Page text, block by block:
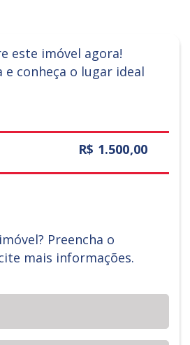
este imóvel agora!
e conheça o lugar ideal
R$ 1.500,00
Preencha o
mais informações.